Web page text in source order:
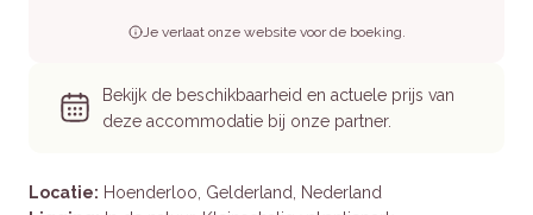
Locatie: Hoenderloo, Gelderland, Nederland
Je verlaat onze website voor de boeking.
Bekijk de beschikbaarheid en actuele prijs van
deze accommodatie bij onze partner.